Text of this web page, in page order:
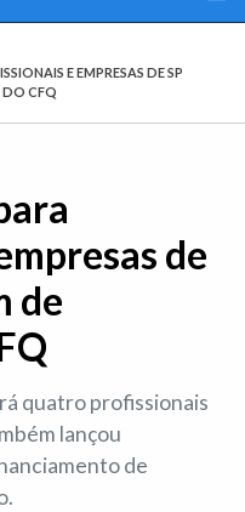
E EMPRESAS DE SP
DO CFQ
de
de
quatro profissionais
lançou
de